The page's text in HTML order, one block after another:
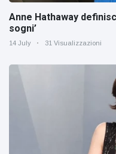
Anne Hathaway
sogni’
14 July 31 Visualizzazioni